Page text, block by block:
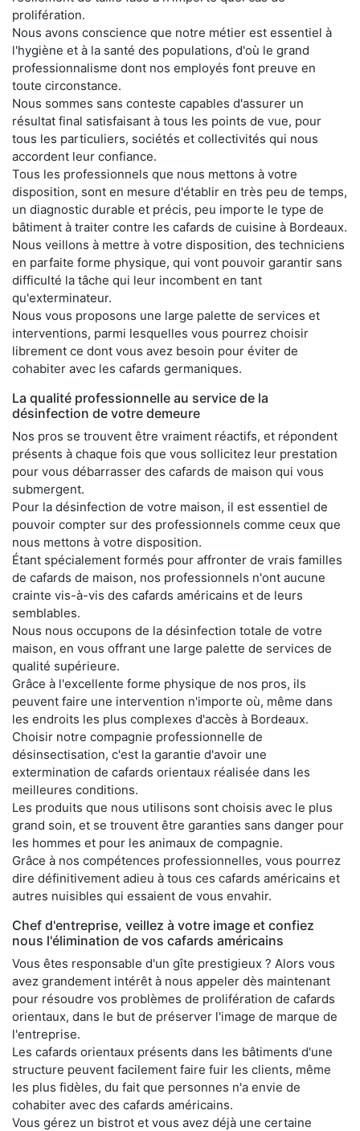
prolifération.
Nous avons conscience que notre métier est essentiel à
l'hygiène et à la santé des populations, d'où le grand
professionnalisme dont nos employés font preuve en
toute circonstance.
Nous sommes sans conteste capables d'assurer un
résultat final satisfaisant à tous les points de vue, pour
tous les particuliers, sociétés et collectivités qui nous
accordent leur confiance.
Tous les professionnels que nous mettons à votre
disposition, sont en mesure d'établir en très peu de temps,
un diagnostic durable et précis, peu importe le type de
bâtiment à traiter contre les cafards de cuisine à Bordeaux.
Nous veillons à mettre à votre disposition, des techniciens
en parfaite forme physique, qui vont pouvoir garantir sans
difficulté la tâche qui leur incombent en tant
qu'exterminateur.
Nous vous proposons une large palette de services et
interventions, parmi lesquelles vous pourrez choisir
librement ce dont vous avez besoin pour éviter de
cohabiter avec les cafards germaniques.
La qualité professionnelle au service de la
désinfection de votre demeure
Nos pros se trouvent être vraiment réactifs, et répondent
présents à chaque fois que vous sollicitez leur prestation
pour vous débarrasser des cafards de maison qui vous
submergent.
Pour la désinfection de votre maison, il est essentiel de
pouvoir compter sur des professionnels comme ceux que
nous mettons à votre disposition.
Étant spécialement formés pour affronter de vrais familles
de cafards de maison, nos professionnels n'ont aucune
crainte vis-à-vis des cafards américains et de leurs
semblables.
Nous nous occupons de la désinfection totale de votre
maison, en vous offrant une large palette de services de
qualité supérieure.
Grâce à l'excellente forme physique de nos pros, ils
peuvent faire une intervention n'importe où, même dans
les endroits les plus complexes d'accès à Bordeaux.
Choisir notre compagnie professionnelle de
désinsectisation, c'est la garantie d'avoir une
extermination de cafards orientaux réalisée dans les
meilleures conditions.
Les produits que nous utilisons sont choisis avec le plus
grand soin, et se trouvent être garanties sans danger pour
les hommes et pour les animaux de compagnie.
Grâce à nos compétences professionnelles, vous pourrez
dire définitivement adieu à tous ces cafards américains et
autres nuisibles qui essaient de vous envahir.
Chef d'entreprise, veillez à votre image et confiez
nous l'élimination de vos cafards américains
Vous êtes responsable d'un gîte prestigieux ? Alors vous
avez grandement intérêt à nous appeler dès maintenant
pour résoudre vos problèmes de prolifération de cafards
orientaux, dans le but de préserver l'image de marque de
l'entreprise.
Les cafards orientaux présents dans les bâtiments d'une
structure peuvent facilement faire fuir les clients, même
les plus fidèles, du fait que personnes n'a envie de
cohabiter avec des cafards américains.
Vous gérez un bistrot et vous avez déjà une certaine